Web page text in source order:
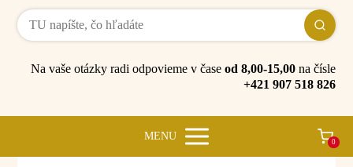
Na vaše otázky radi odpovieme v čase od 8,00-15,00na čísle
+421 907 518 826
MENU 0